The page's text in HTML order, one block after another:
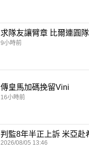
求隊友讓臂章 比爾連圓
9小時前
傳皇馬加碼挽留Vini
16小時前
判監8年半正上訴 米亞赴
2026/08/05 13:46